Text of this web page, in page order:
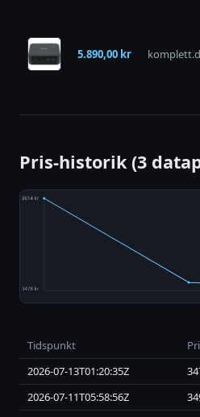
5.890,00 kr
Pris-historik (3
Tidspunkt
2026-07-13T01:20:35Z
2026-07-11T05:58:56Z